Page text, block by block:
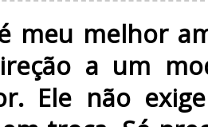
meu melhor
a um
Ele não